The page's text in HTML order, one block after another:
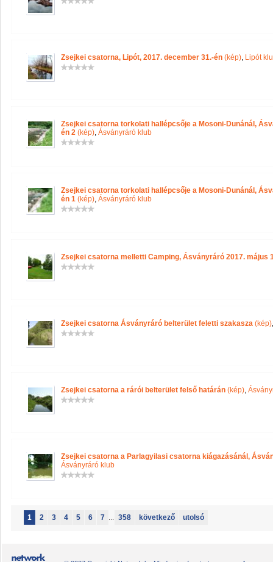
Zsejkei csatorna, Lipót, 2017. december 31.-én (kép), Lipót
Zsejkei csatorna torkolati hallépcsője a Mosoni-Dunánál,
én 2 (kép), Ásványráró klub
Zsejkei csatorna torkolati hallépcsője a Mosoni-Dunánál,
én 1 (kép), Ásványráró klub
Zsejkei csatorna melletti Camping, Ásványráró 2017. május
Zsejkei csatorna Ásványráró belterület feletti szakasza (kép)
Zsejkei csatorna a rárói belterület felső határán (kép),
Zsejkei csatorna a Parlagyilasi csatorna kiágazásánál,
Ásványráró klub
1 2 3 4 5 6 7 ... 358 következő utolsó